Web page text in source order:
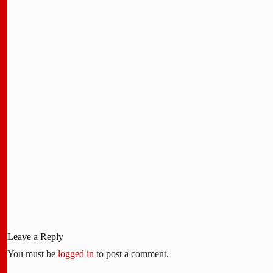
Leave a Reply
You must be logged in to post a comment.